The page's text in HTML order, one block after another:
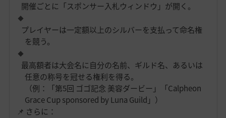
開催ごとに「スポンサー入札ウィンドウ」が開く。
プレイヤーは一定額以上のシルバーを支払って命名権
を競う。
最高額者は大会名に自分の名前、ギルド名、あるいは
任意の称号を冠せる権利を得る。
（例：「第5回 ゴゴ記念 美容ダービー」「Calpheon
Grace Cup sponsored by Luna Guild」）
📌 さらに：